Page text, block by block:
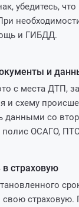
убедитесь,
и ГИБДД.
и
с места ДТП,
и схему
данными со
полис ОСАГО,
в страховую
свою страховую.